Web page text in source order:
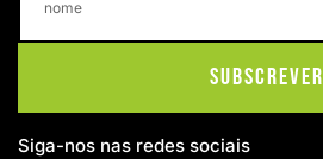
Subscrever
Siga-nos nas redes sociais